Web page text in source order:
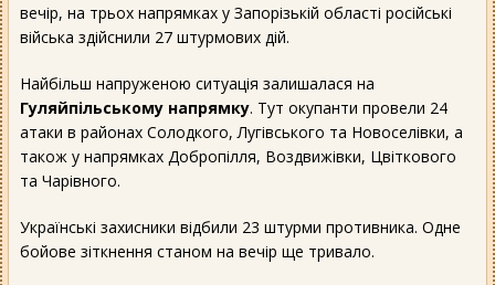
вечір, на трьох напрямках у Запорізькій області російські
війська здійснили 27 штурмових дій.
Найбільш напруженою ситуація залишалася на
Гуляйпільському напрямку. Тут окупанти провели 24
атаки в районах Солодкого, Лугівського та Новоселівки, а
також у напрямках Добропілля, Воздвижівки, Цвіткового
та Чарівного.
Українські захисники відбили 23 штурми противника. Одне
бойове зіткнення станом на вечір ще тривало.